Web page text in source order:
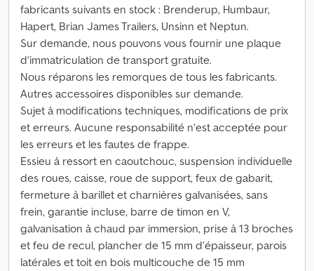
fabricants suivants en stock : Brenderup, Humbaur,
Hapert, Brian James Trailers, Unsinn et Neptun.
Sur demande, nous pouvons vous fournir une plaque
d’immatriculation de transport gratuite.
Nous réparons les remorques de tous les fabricants.
Autres accessoires disponibles sur demande.
Sujet à modifications techniques, modifications de prix
et erreurs. Aucune responsabilité n’est acceptée pour
les erreurs et les fautes de frappe.
Essieu à ressort en caoutchouc, suspension individuelle
des roues, caisse, roue de support, feux de gabarit,
fermeture à barillet et charnières galvanisées, sans
frein, garantie incluse, barre de timon en V,
galvanisation à chaud par immersion, prise à 13 broches
et feu de recul, plancher de 15 mm d’épaisseur, parois
latérales et toit en bois multicouche de 15 mm